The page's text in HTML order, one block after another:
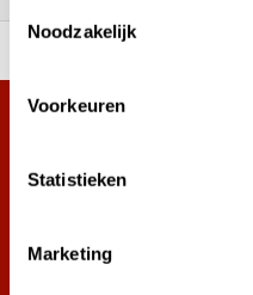
Noodzakelijk
Voorkeuren
Statistieken
Marketing
aangemeld.
Word ook lid van de